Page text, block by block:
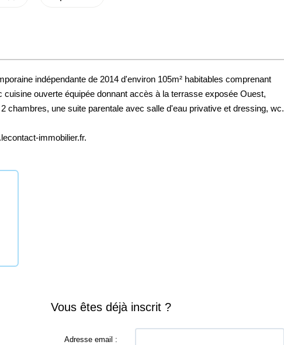
indépendante de 2014 d'environ 105m² habitables comprenant
ouverte équipée donnant accès à la terrasse exposée Ouest,
chambres, une suite parentale avec salle d'eau privative et dressing, wc.
immobilier.fr.
Vous êtes déjà inscrit ?
Adresse email :